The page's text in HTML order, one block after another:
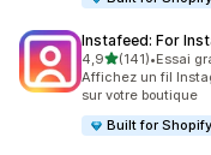
Instafeed: For
4,9étoile(s) sur 5
(141)
141 avis au total
•Essai
Affichez un fil
sur votre boutique
Built for Shopify